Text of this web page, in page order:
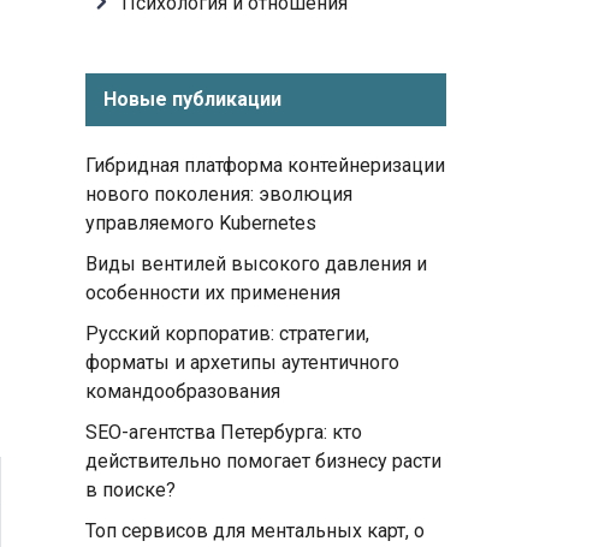
Новые публикации
Гибридная платформа контейнеризации
нового поколения: эволюция
управляемого Kubernetes
Виды вентилей высокого давления и
особенности их применения
Русский корпоратив: стратегии,
форматы и архетипы аутентичного
командообразования
SEO-агентства Петербурга: кто
действительно помогает бизнесу расти
в поиске?
Топ сервисов для ментальных карт, о